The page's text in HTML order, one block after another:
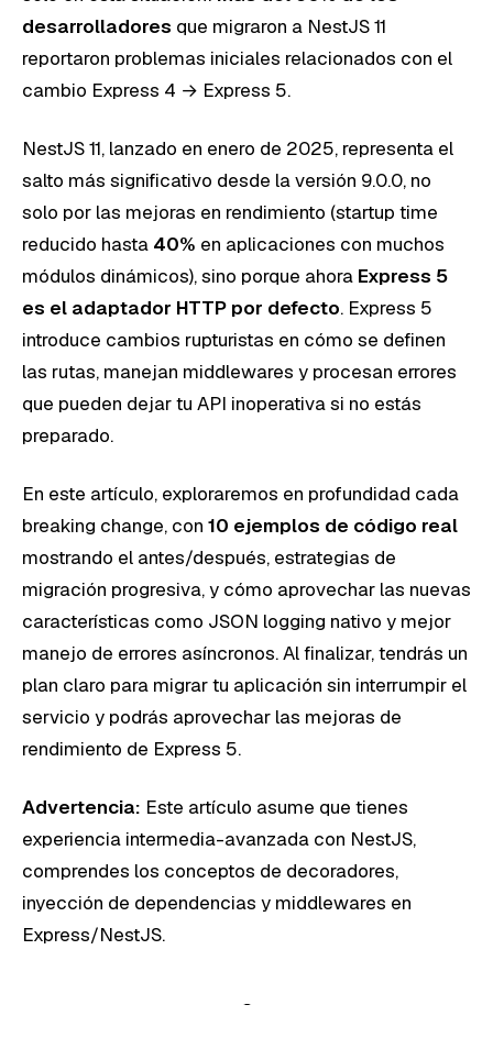
desarrolladores que migraron a NestJS 11
reportaron problemas iniciales relacionados con el
cambio Express 4 → Express 5.
NestJS 11, lanzado en enero de 2025, representa el
salto más significativo desde la versión 9.0.0, no
solo por las mejoras en rendimiento (startup time
reducido hasta 40% en aplicaciones con muchos
módulos dinámicos), sino porque ahora Express 5
es el adaptador HTTP por defecto. Express 5
introduce cambios rupturistas en cómo se definen
las rutas, manejan middlewares y procesan errores
que pueden dejar tu API inoperativa si no estás
preparado.
En este artículo, exploraremos en profundidad cada
breaking change, con 10 ejemplos de código real
mostrando el antes/después, estrategias de
migración progresiva, y cómo aprovechar las nuevas
características como JSON logging nativo y mejor
manejo de errores asíncronos. Al finalizar, tendrás un
plan claro para migrar tu aplicación sin interrumpir el
servicio y podrás aprovechar las mejoras de
rendimiento de Express 5.
Advertencia: Este artículo asume que tienes
experiencia intermedia-avanzada con NestJS,
comprendes los conceptos de decoradores,
inyección de dependencias y middlewares en
Express/NestJS.